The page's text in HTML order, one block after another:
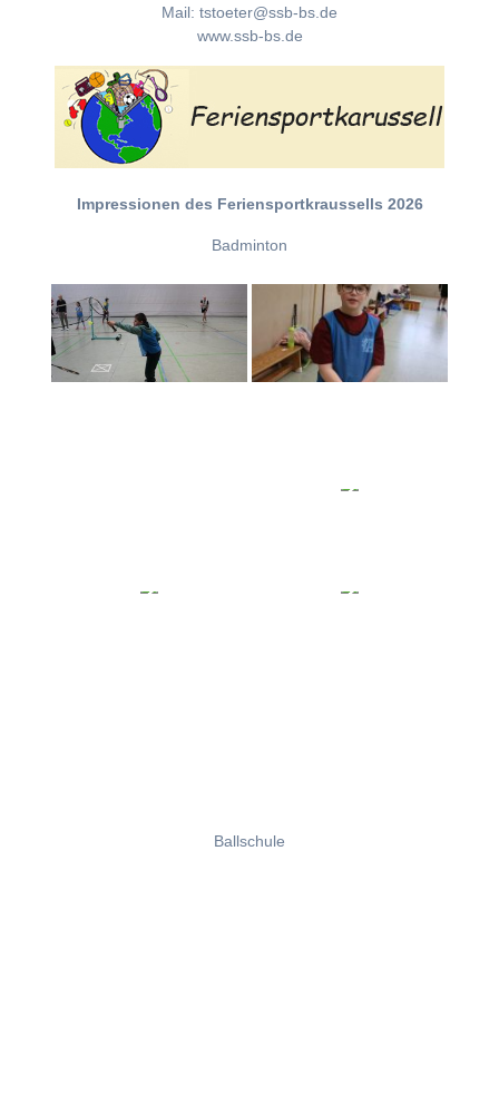
Mail: tstoeter@ssb-bs.de
www.ssb-bs.de
Impressionen des Feriensportkraussells 2026
Badminton
Ballschule